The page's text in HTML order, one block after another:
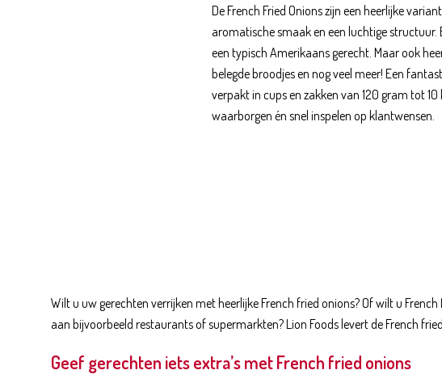
De French Fried Onions zijn een heerlijke
aromatische smaak en een luchtige structuur.
een typisch Amerikaans gerecht. Maar ook
belegde broodjes en nog veel meer! Een
verpakt in cups en zakken van 120 gram tot
waarborgen én snel inspelen op klantwensen.
Wilt u uw gerechten verrijken met heerlijke French fried onions? Of wilt u
aan bijvoorbeeld restaurants of supermarkten? Lion Foods levert de French
Geef gerechten iets extra’s met French fried onions